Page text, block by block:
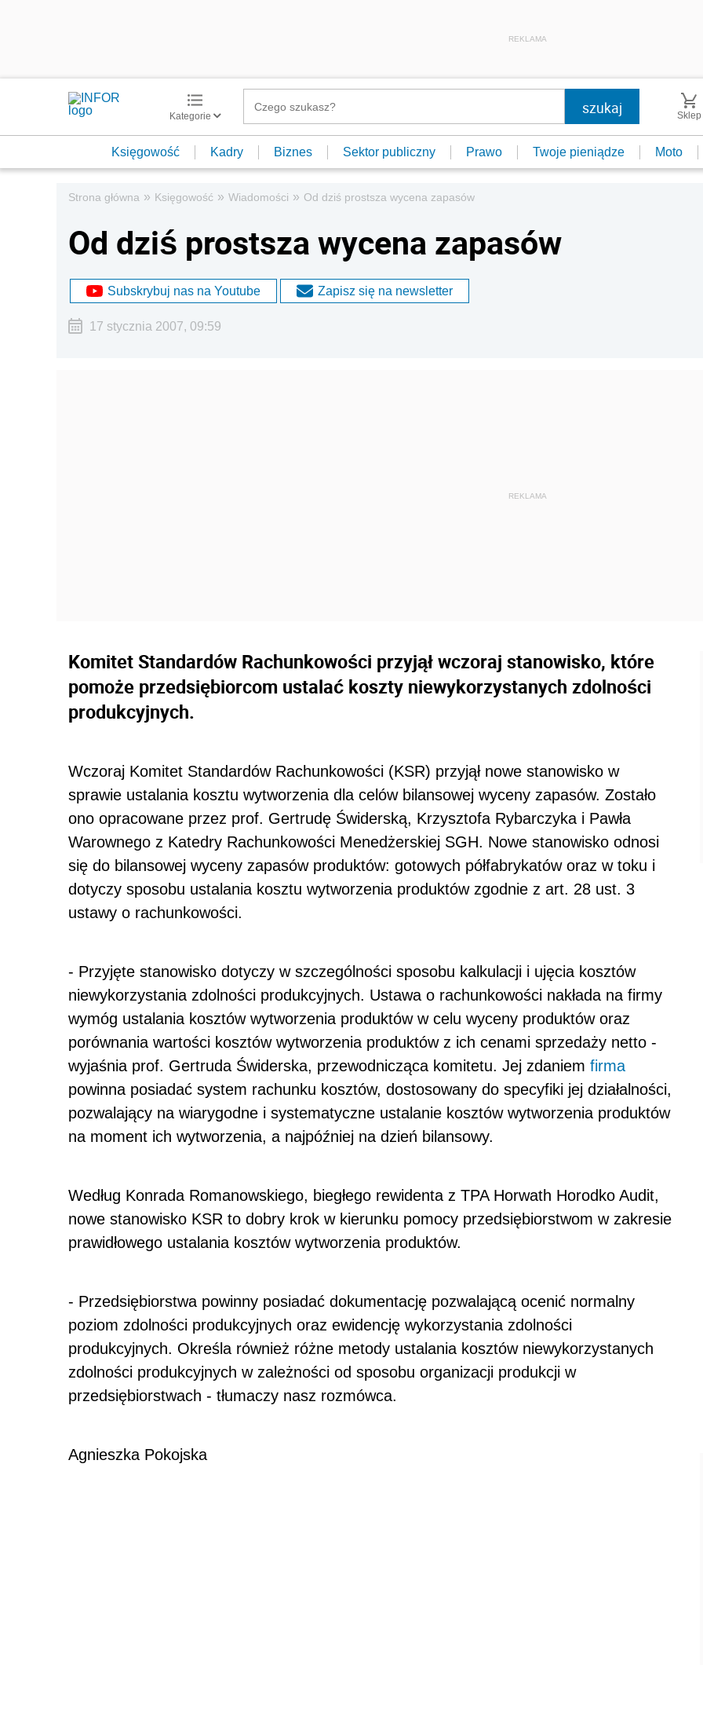
REKLAMA
Kategorie Sklep
Księgowość Kadry Biznes Sektor publiczny Prawo Twoje pieniądze Moto
Strona główna » Księgowość » Wiadomości » Od dziś prostsza wycena zapasów
Od dziś prostsza wycena zapasów
Subskrybuj nas na Youtube Zapisz się na newsletter
17 stycznia 2007, 09:59
Komitet Standardów Rachunkowości przyjął wczoraj stanowisko, które
pomoże przedsiębiorcom ustalać koszty niewykorzystanych zdolności
produkcyjnych.
Wczoraj Komitet Standardów Rachunkowości (KSR) przyjął nowe stanowisko w
sprawie ustalania kosztu wytworzenia dla celów bilansowej wyceny zapasów. Zostało
ono opracowane przez prof. Gertrudę Świderską, Krzysztofa Rybarczyka i Pawła
Warownego z Katedry Rachunkowości Menedżerskiej SGH. Nowe stanowisko odnosi
się do bilansowej wyceny zapasów produktów: gotowych półfabrykatów oraz w toku i
dotyczy sposobu ustalania kosztu wytworzenia produktów zgodnie z art. 28 ust. 3
ustawy o rachunkowości.
- Przyjęte stanowisko dotyczy w szczególności sposobu kalkulacji i ujęcia kosztów
niewykorzystania zdolności produkcyjnych. Ustawa o rachunkowości nakłada na firmy
wymóg ustalania kosztów wytworzenia produktów w celu wyceny produktów oraz
porównania wartości kosztów wytworzenia produktów z ich cenami sprzedaży netto -
wyjaśnia prof. Gertruda Świderska, przewodnicząca komitetu. Jej zdaniem firma
powinna posiadać system rachunku kosztów, dostosowany do specyfiki jej działalności,
pozwalający na wiarygodne i systematyczne ustalanie kosztów wytworzenia produktów
na moment ich wytworzenia, a najpóźniej na dzień bilansowy.
Według Konrada Romanowskiego, biegłego rewidenta z TPA Horwath Horodko Audit,
nowe stanowisko KSR to dobry krok w kierunku pomocy przedsiębiorstwom w zakresie
prawidłowego ustalania kosztów wytworzenia produktów.
- Przedsiębiorstwa powinny posiadać dokumentację pozwalającą ocenić normalny
poziom zdolności produkcyjnych oraz ewidencję wykorzystania zdolności
produkcyjnych. Określa również różne metody ustalania kosztów niewykorzystanych
zdolności produkcyjnych w zależności od sposobu organizacji produkcji w
przedsiębiorstwach - tłumaczy nasz rozmówca.
Agnieszka Pokojska